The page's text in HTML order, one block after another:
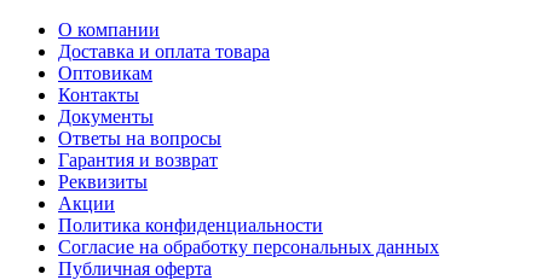
О компании
Доставка и оплата товара
Оптовикам
Контакты
Документы
Ответы на вопросы
Гарантия и возврат
Реквизиты
Акции
Политика конфиденциальности
Согласие на обработку персональных данных
Публичная оферта